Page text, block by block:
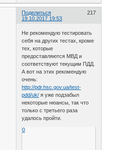
Поделиться
217
19.10.2017 19:53
Не рекомендую тестировать
себя на других тестах, кроме
тех, которые
предоставляются МВД и
соответствуют текущим ПДД.
А вот на этих рекомендую
очень:
http://pdr.hsc.gov.ua/test-
pdd/uk/ я уже подзабыл
некоторые нюансы, так что
только с третьего раза
удалось пройти.
0